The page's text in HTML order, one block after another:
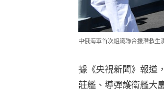
中俄海軍首次組織聯合援潛救生
據《央視新聞》報道
莊艦、導彈護衛艦大